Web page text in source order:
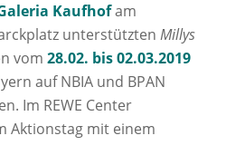
Kaufhofam
unterstützten Millys
vom 28.02. bis 02.03.2019
auf NBIA und BPAN
Im REWE Center
Aktionstag mit einem